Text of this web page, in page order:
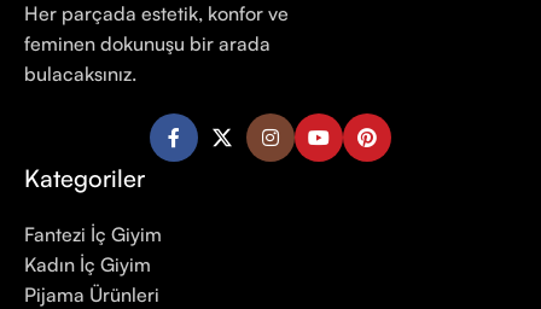
Her parçada estetik, konfor ve
feminen dokunuşu bir arada
bulacaksınız.
Kategoriler
Fantezi İç Giyim
Kadın İç Giyim
Pijama Ürünleri